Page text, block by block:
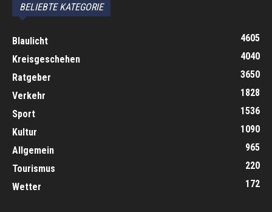
BELIEBTE KATEGORIE
Blaulicht
4605
Kreisgeschehen
4040
Ratgeber
3650
Verkehr
1828
Sport
1536
Kultur
1090
Allgemein
965
Tourismus
220
Wetter
172